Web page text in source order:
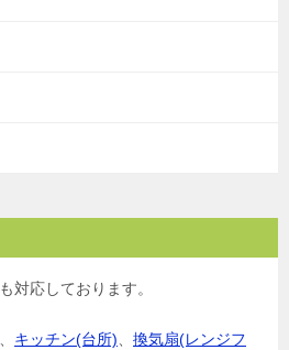
も対応しております。
キッチン(台所)
換気扇(レンジフ